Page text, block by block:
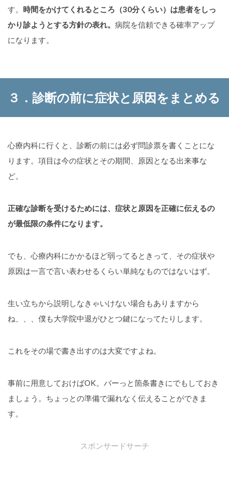
す。 時間をかけてくれるところ（30分くらい）は患者をしっ
かり診ようとする方針の表れ。 病院を信頼できる確率アップ
になります。
３．診断の前に症状と原因をまとめる
心療内科に行くと、診断の前には必ず問診票を書くことにな
ります。項目は今の症状とその期間、原因となる出来事な
ど。
正確な診断を受けるためには、症状と原因を正確に伝えるの
が最低限の条件になります。
でも、心療内科にかかるほど弱ってるときって、その症状や
原因は一言で言い表わせるくらい単純なものではないはず。
生い立ちから説明しなきゃいけない場合もありますから
ね、、、僕も大学院中退がひとつ鍵になってたりします。
これをその場で書き出すのは大変ですよね。
事前に用意しておけばOK。バーっと箇条書きにでもしておき
ましょう。ちょっとの準備で漏れなく伝えることができま
す。
スポンサードサーチ